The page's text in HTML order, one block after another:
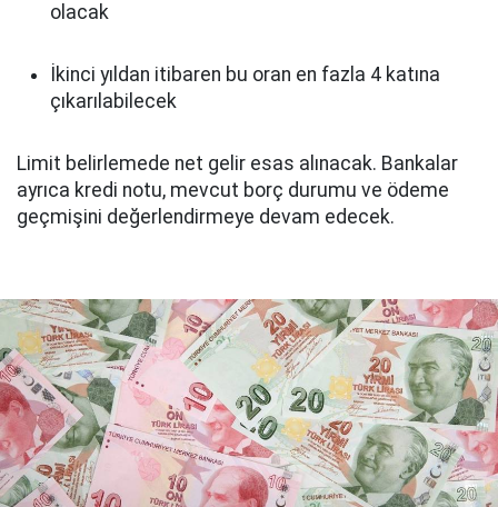
olacak
İkinci yıldan itibaren bu oran en fazla 4 katına
çıkarılabilecek
Limit belirlemede net gelir esas alınacak. Bankalar
ayrıca kredi notu, mevcut borç durumu ve ödeme
geçmişini değerlendirmeye devam edecek.